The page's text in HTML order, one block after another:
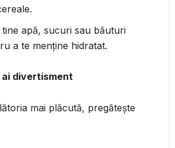
apă, sucuri sau băuturi
a te menține hidratat.
divertisment
mai plăcută, pregătește